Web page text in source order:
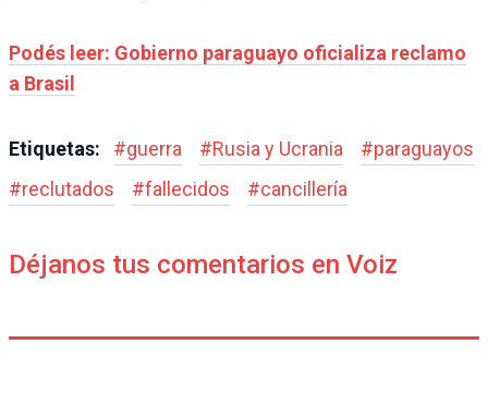
Podés leer: Gobierno paraguayo oficializa reclamo
a Brasil
Etiquetas: #guerra #Rusia y Ucrania #paraguayos
#reclutados #fallecidos #cancillería
Déjanos tus comentarios en Voiz